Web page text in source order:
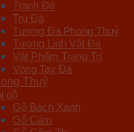
Tranh Đá
Trụ Đá
Tượng Đá Phong Thuỷ
Tượng Linh Vật Đá
Vật Phẩm Trang Trí
Vòng Tay Đá
Thuỷ
gỗ
Gỗ Bách Xanh
Gỗ Cẩm